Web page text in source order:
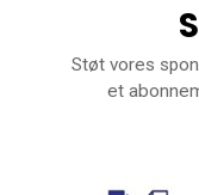
Støt vores
et